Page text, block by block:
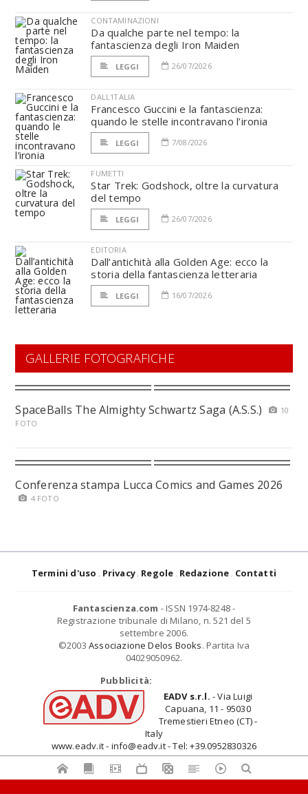
CONTAMINAZIONI
Da qualche parte nel tempo: la
fantascienza degli Iron Maiden
LEGGI 26/07/2026
DALL'ITALIA
Francesco Guccini e la fantascienza:
quando le stelle incontravano l’ironia
LEGGI 7/08/2026
FUMETTI
Star Trek: Godshock, oltre la curvatura
del tempo
LEGGI 26/07/2026
EDITORIA
Dall’antichità alla Golden Age: ecco la
storia della fantascienza letteraria
LEGGI 16/07/2026
GALLERIE FOTOGRAFICHE
SpaceBalls The Almighty Schwartz Saga (A.S.S.)
10
FOTO
Conferenza stampa Lucca Comics and Games 2026
4 FOTO
Termini d'uso Privacy Regole Redazione Contatti
Fantascienza.com - ISSN 1974-8248 -
Registrazione tribunale di Milano, n. 521 del 5
settembre 2006.
©2003 Associazione Delos Books. Partita Iva
04029050962.
Pubblicità:
EADV s.r.l. - Via Luigi
Capuana, 11 - 95030
Tremestieri Etneo (CT) -
Italy
www.eadv.it - info@eadv.it - Tel: +39.0952830326